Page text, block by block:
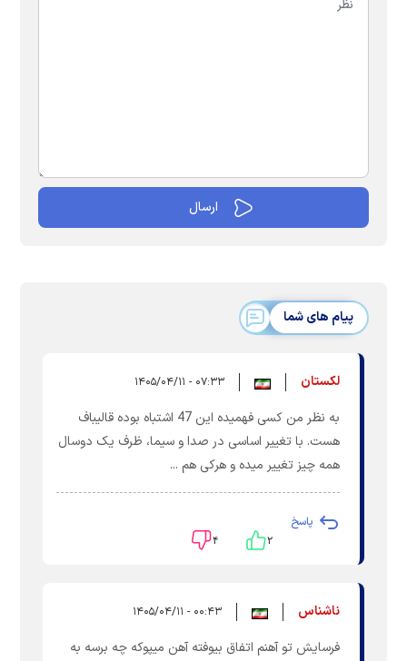
پیام های شما
لکستان ۰۷:۳۳ - ۱۴۰۵/۰۴/۱۱
به نظر من کسی فهمیده این 47 اشتباه بوده قالیباف
هست. با تغییر اساسی در صدا و سیما، ظرف یک دوسال
همه چیز تغییر میده و هرکی هم ...
پاسخ
۲ ۴
ناشناس ۰۰:۴۳ - ۱۴۰۵/۰۴/۱۱
فرسایش تو آهنم اتفاق بیوفته آهن میپوکه چه برسه به